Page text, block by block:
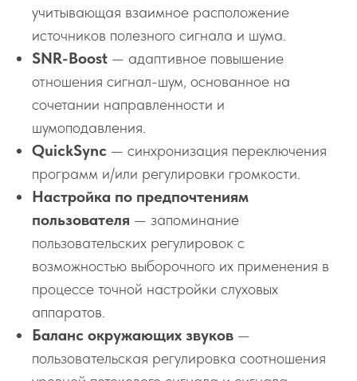
учитывающая взаимное расположение
источников полезного сигнала и шума.
SNR-Boost — адаптивное повышение
отношения сигнал-шум, основанное на
сочетании направленности и
шумоподавления.
QuickSync — синхронизация переключения
программ и/или регулировки громкости.
Настройка по предпочтениям
пользователя — запоминание
пользовательских регулировок с
возможностью выборочного их применения в
процессе точной настройки слуховых
аппаратов.
Баланс окружающих звуков —
пользовательская регулировка соотношения